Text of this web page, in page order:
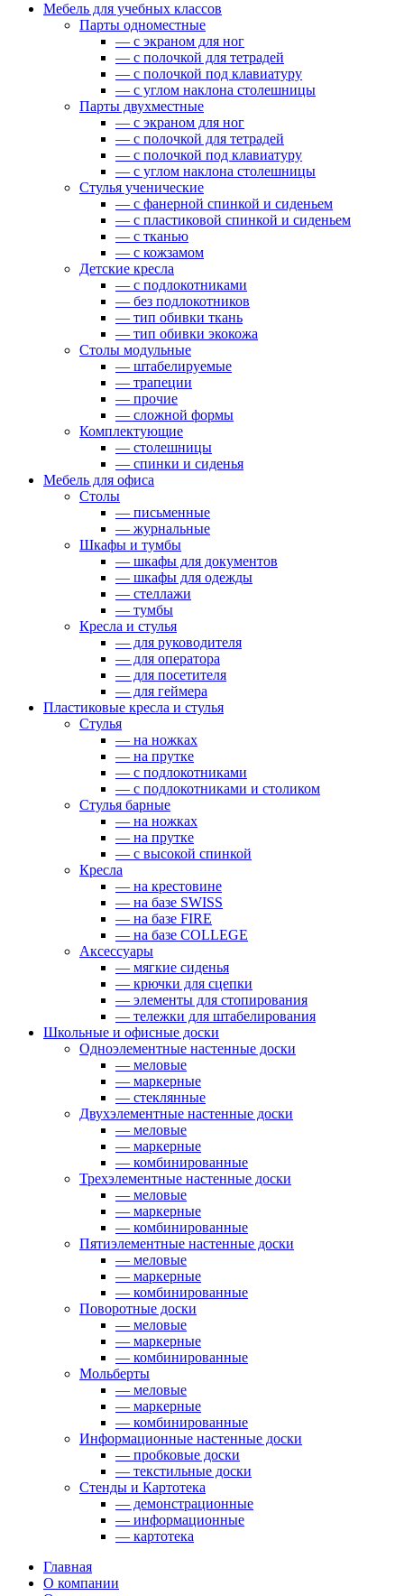
Мебель для учебных классов
Парты одноместные
— c экраном для ног
— c полочкой для тетрадей
— c полочкой под клавиатуру
— c углом наклона столешницы
Парты двухместные
— c экраном для ног
— c полочкой для тетрадей
— c полочкой под клавиатуру
— c углом наклона столешницы
Стулья ученические
— c фанерной спинкой и сиденьем
— c пластиковой спинкой и сиденьем
— c тканью
— c кожзамом
Детские кресла
— с подлокотниками
— без подлокотников
— тип обивки ткань
— тип обивки экокожа
Столы модульные
— штабелируемые
— трапеции
— прочие
— сложной формы
Комплектующие
— столешницы
— спинки и сиденья
Мебель для офиса
Столы
— письменные
— журнальные
Шкафы и тумбы
— шкафы для документов
— шкафы для одежды
— стеллажи
— тумбы
Кресла и стулья
— для руководителя
— для оператора
— для посетителя
— для геймера
Пластиковые кресла и стулья
Стулья
— на ножках
— на прутке
— с подлокотниками
— с подлокотниками и столиком
Стулья барные
— на ножках
— на прутке
— с высокой спинкой
Кресла
— на крестовине
— на базе SWISS
— на базе FIRE
— на базе COLLEGE
Аксессуары
— мягкие сиденья
— крючки для сцепки
— элементы для стопирования
— тележки для штабелирования
Школьные и офисные доски
Одноэлементные настенные доски
— меловые
— маркерные
— стеклянные
Двухэлементные настенные доски
— меловые
— маркерные
— комбинированные
Трехэлементные настенные доски
— меловые
— маркерные
— комбинированные
Пятиэлементные настенные доски
— меловые
— маркерные
— комбинированные
Поворотные доски
— меловые
— маркерные
— комбинированные
Мольберты
— меловые
— маркерные
— комбинированные
Информационные настенные доски
— пробковые доски
— текстильные доски
Стенды и Картотека
— демонстрационные
— информационные
— картотека
Главная
О компании